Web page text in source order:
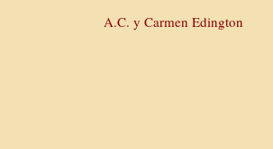
A.C. y Carmen Edington